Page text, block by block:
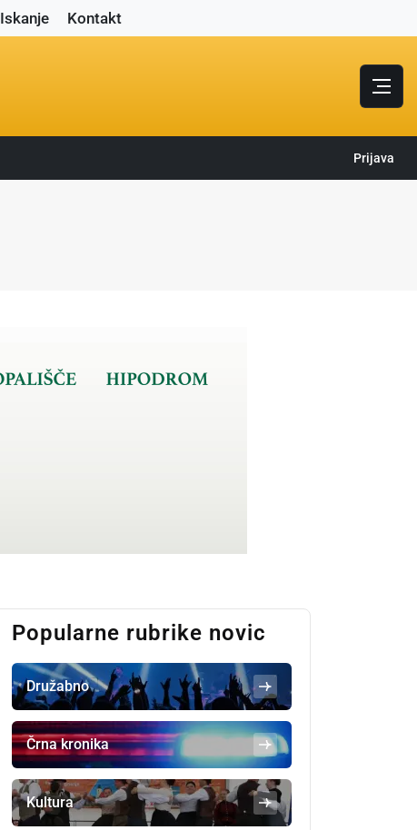
Iskanje Kontakt
Prijava
Popularne rubrike novic
Družabno
Črna kronika
Kultura